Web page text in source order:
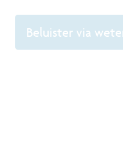
Beluister via